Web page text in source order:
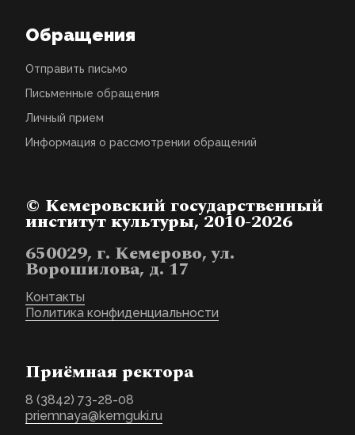
Обращения
Отправить письмо
Письменные обращения
Личный прием
Информация о рассмотрении обращений
© Кемеровский государственный
институт культуры, 2010-2026
650029, г. Кемерово, ул.
Ворошилова, д. 17
Контакты
Политика конфиденциальности
Приёмная ректора
8 (3842) 73-28-08
priemnaya@kemguki.ru